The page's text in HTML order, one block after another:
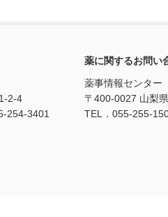
2-4
254-3401
薬に関するお問い
薬事情報センター
〒400-0027 山梨
TEL．055-255-